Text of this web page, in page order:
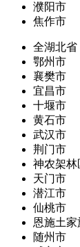
濮阳市
焦作市
全湖北省
鄂州市
襄樊市
宜昌市
十堰市
黄石市
武汉市
荆门市
神农架林
天门市
潜江市
仙桃市
恩施土家
随州市